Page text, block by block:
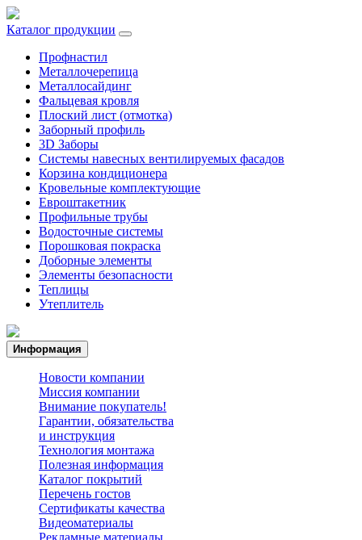
Каталог продукции
Профнастил
Металлочерепица
Металлосайдинг
Фальцевая кровля
Плоский лист (отмотка)
Заборный профиль
3D Заборы
Системы навесных вентилируемых фасадов
Корзина кондиционера
Кровельные комплектующие
Евроштакетник
Профильные трубы
Водосточные системы
Порошковая покраска
Доборные элементы
Элементы безопасности
Теплицы
Утеплитель
Информация
Новости компании
Миссия компании
Внимание покупатель!
Гарантии, обязательства
и инструкция
Технология монтажа
Полезная информация
Каталог покрытий
Перечень гостов
Сертификаты качества
Видеоматериалы
Рекламные материалы